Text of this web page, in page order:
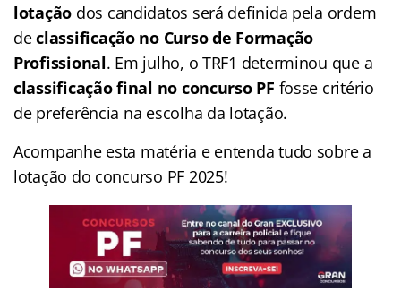
lotação dos candidatos será definida pela ordem
declassificação no Curso de Formação
Profissional. Em julho, o TRF1 determinou que a
classificação final no concurso PF fosse critério
de preferência na escolha da lotação.
Acompanhe esta matéria e entenda tudo sobre a
lotação do concurso PF 2025!